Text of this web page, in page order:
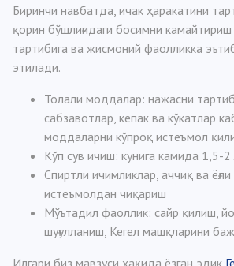
Биринчи навбатда, ичак ҳаракатини
қорин бўшлиғидаги босимни
тартибига ва жисмоний фаолликка
этилади.
Толали моддалар: нажасни
сабзавотлар, кепак ва кўкатлар
моддаларни кўпроқ истеъмол
Кўп сув ичиш: кунига камида 1,5-
Спиртли ичимликлар, аччиқ ва
истеъмолдан чиқариш
Мўътадил фаоллик: сайр қилиш,
шуғулланиш, Кегел машқларини
Илгари биз мавзуси ҳақида ёзган эдик